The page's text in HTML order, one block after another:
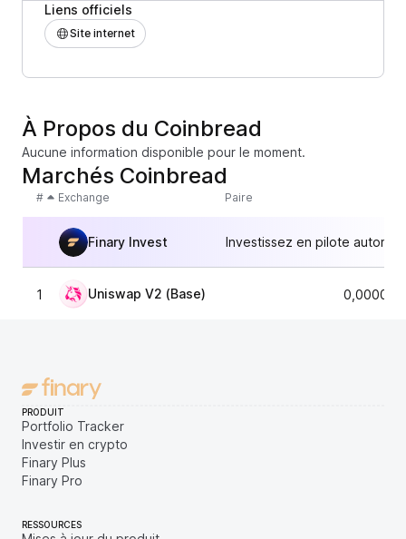
Liens officiels
Site internet
À Propos du Coinbread
Aucune information disponible pour le moment.
Marchés Coinbread
# Exchange Paire
Finary Invest Investissez en pilote
1 Uniswap V2 (Base)
PRODUIT
Portfolio Tracker
Investir en crypto
Finary Plus
Finary Pro
RESSOURCES